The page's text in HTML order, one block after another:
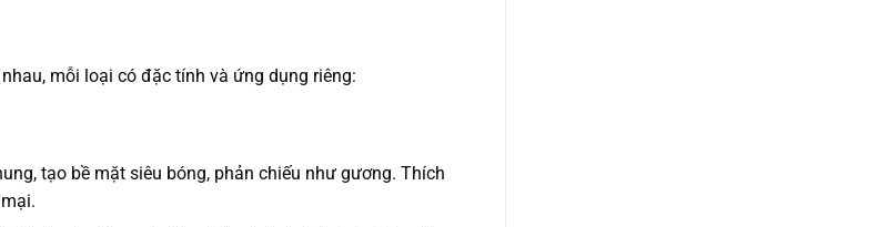
mỗi loại có đặc tính và ứng dụng riêng:
tạo bề mặt siêu bóng, phản chiếu như gương. Thích